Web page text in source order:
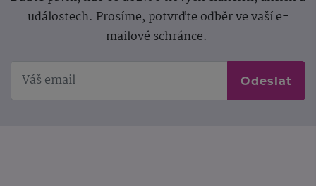
událostech. Prosíme, potvrďte odběr ve vaší e-
mailové schránce.
Odeslat